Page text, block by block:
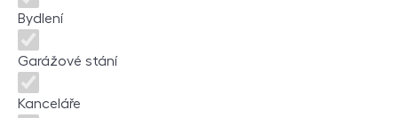
Bydlení
Garážové stání
Kanceláře